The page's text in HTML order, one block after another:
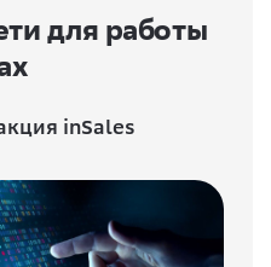
для работы
inSales